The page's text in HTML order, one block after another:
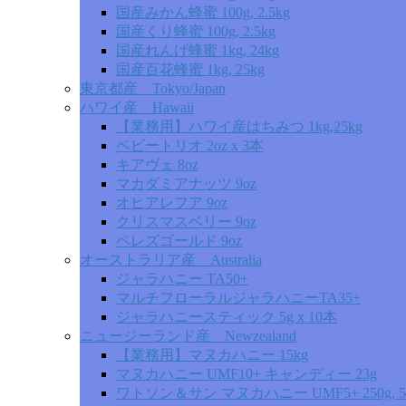
国産みかん蜂蜜 100g, 2.5kg
国産くり蜂蜜 100g, 2.5kg
国産れんげ蜂蜜 1kg, 24kg
国産百花蜂蜜 1kg, 25kg
東京都産 Tokyo/Japan
ハワイ産 Hawaii
【業務用】ハワイ産はちみつ 1kg,25kg
ベビートリオ 2oz x 3本
キアヴェ 8oz
マカダミアナッツ 9oz
オヒアレフア 9oz
クリスマスベリー 9oz
ペレズゴールド 9oz
オーストラリア産 Australia
ジャラハニー TA50+
マルチフローラルジャラハニーTA35+
ジャラハニースティック 5g x 10本
ニュージーランド産 Newzealand
【業務用】マヌカハニー 15kg
マヌカハニー UMF10+ キャンディー 23g
ワトソン＆サン マヌカハニー UMF5+ 250g,